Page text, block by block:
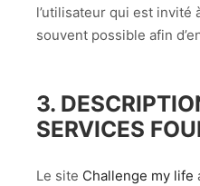
l’utilisateur qui est invité
souvent possible afin
3.
SERVICES
Le site Challenge my life